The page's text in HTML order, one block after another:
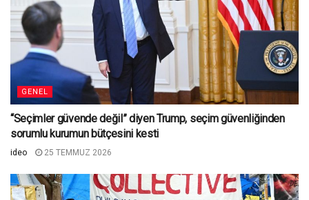
GENEL
“Seçimler güvende değil” diyen Trump, seçim güvenliğinden
sorumlu kurumun bütçesini kesti
ideo 25 TEMMUZ 2026